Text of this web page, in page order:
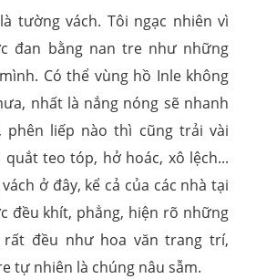
tường vách. Tôi ngạc nhiên vì
đan bằng nan tre như những
Có thể vùng hồ Inle không
nhất là nắng nóng sẽ nhanh
phên liếp nào thì cũng trải vài
teo tóp, hở hoác, xô lệch...
ở đây, kể cả của các nhà tại
đều khít, phẳng, hiện rõ những
đều như hoa văn trang trí,
tự nhiên là chúng nâu sẫm.